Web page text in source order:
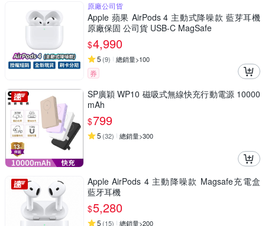
原廠公司貨
Apple 蘋果 AirPods 4 主動式降噪款 藍芽耳機
原廠保固 公司貨 USB-C MagSafe
$4,990
5 (9) 總銷量>100
券
SP廣穎 WP10 磁吸式無線快充行動電源 10000
mAh
$799
5 (32) 總銷量>300
Apple AirPods 4 主動降噪款 Magsafe充電盒
藍牙耳機
$5,280
5 (15) 總銷量>200